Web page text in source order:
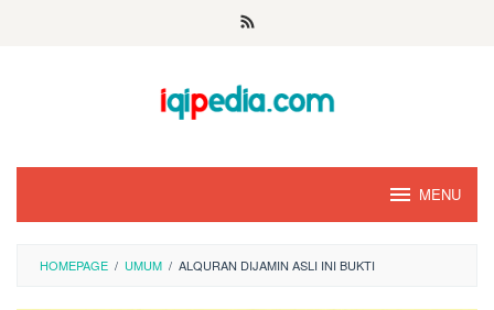
MENU
HOMEPAGE / UMUM / ALQURAN DIJAMIN ASLI INI BUKTI